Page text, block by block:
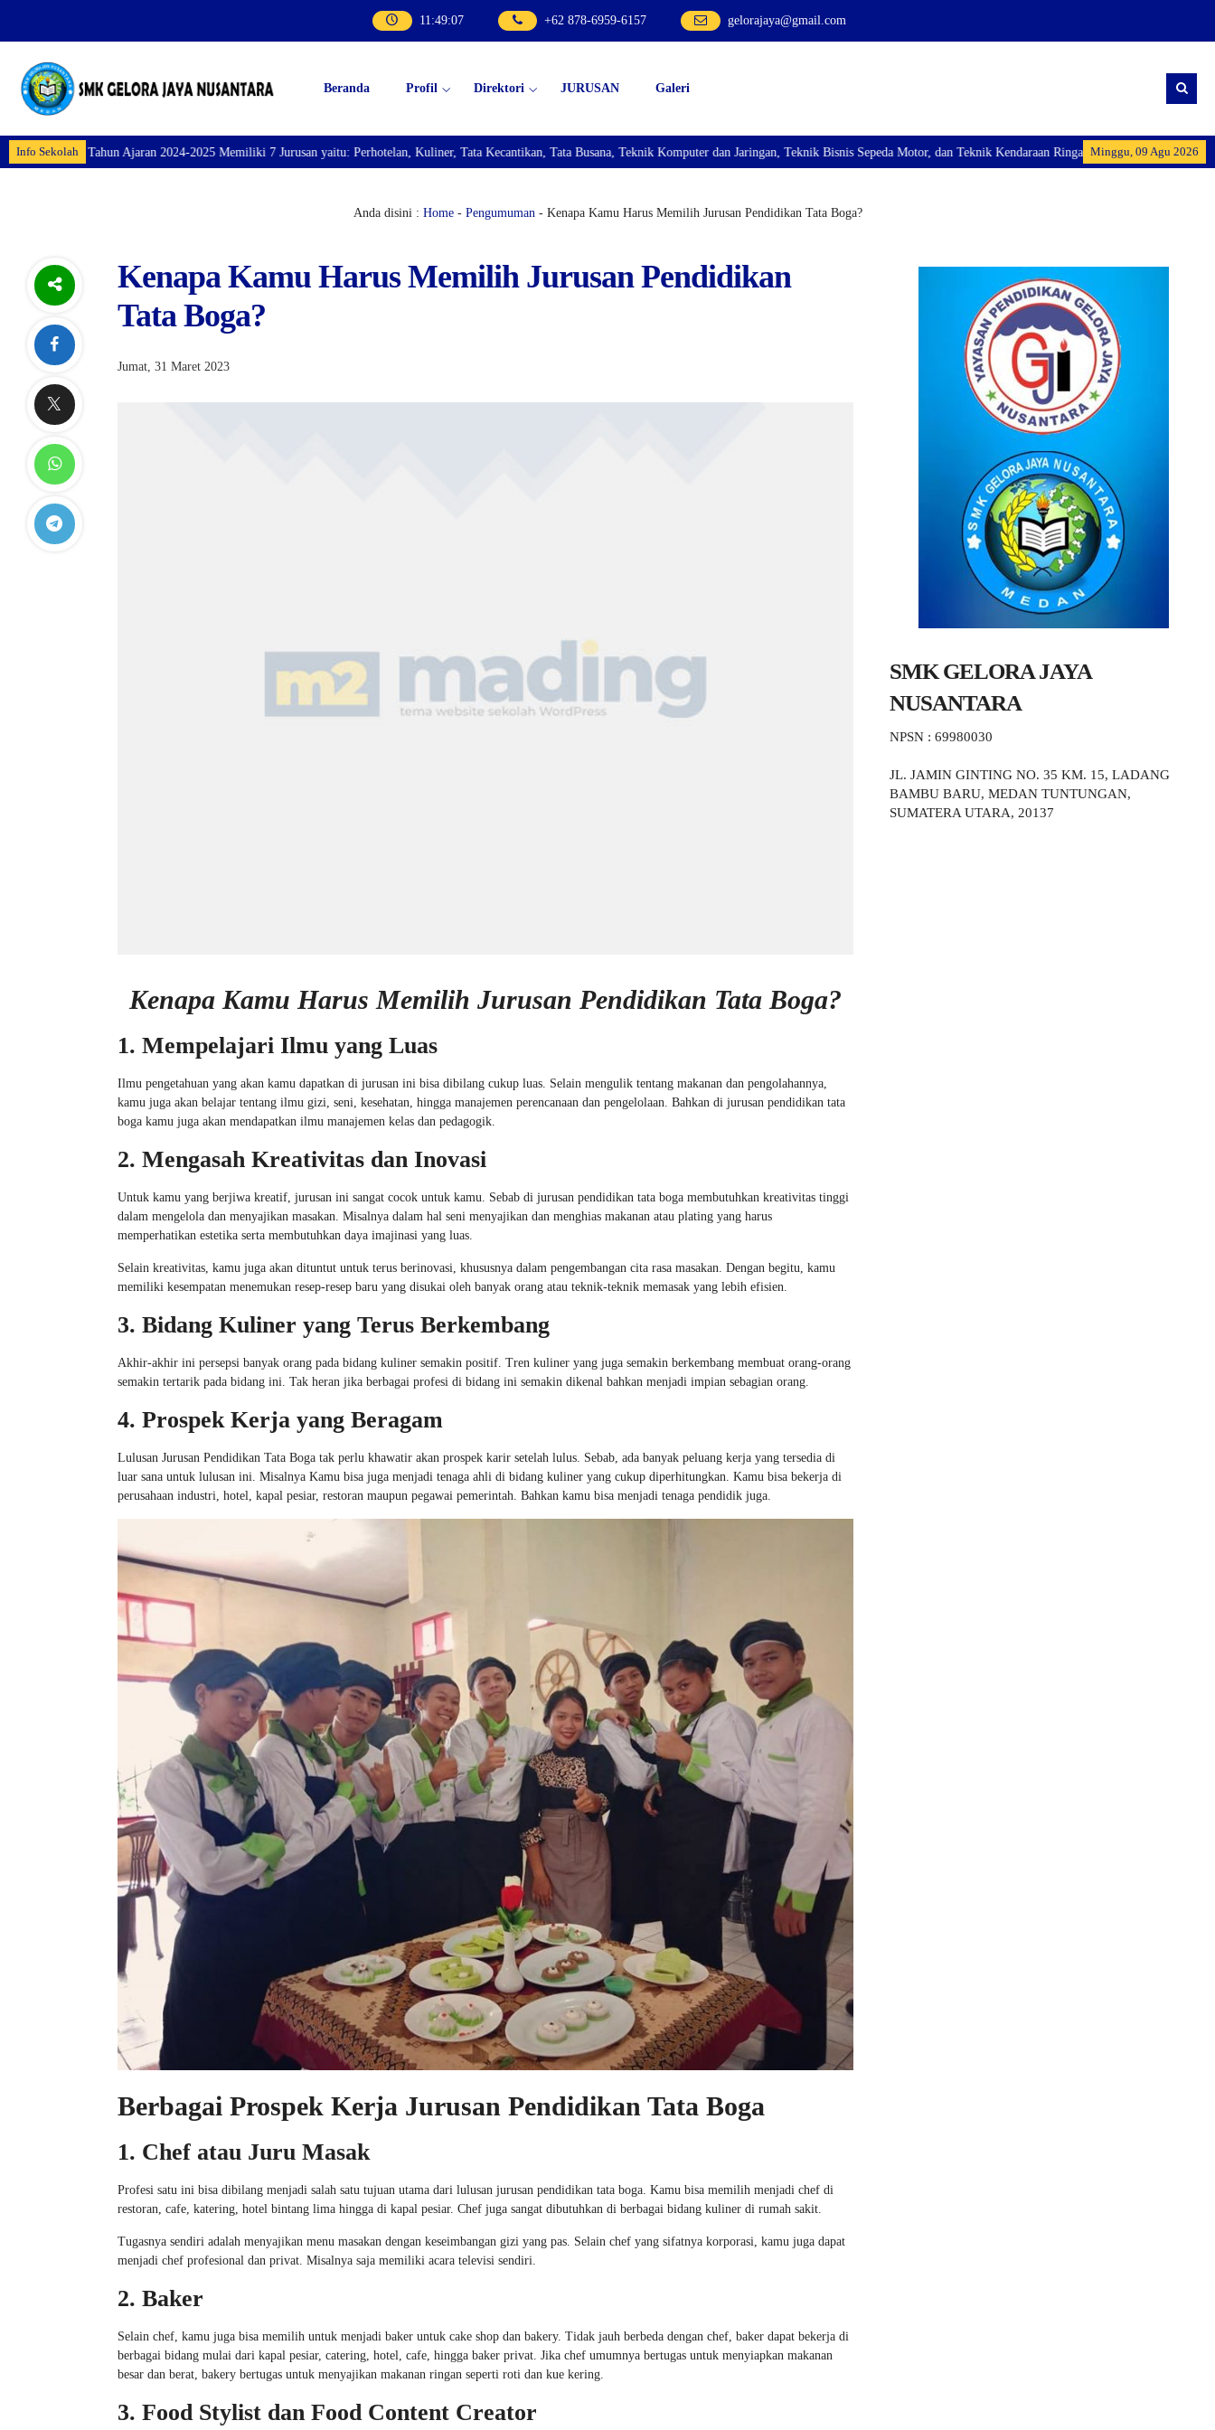
11:49:08 +62 878-6959-6157 gelorajaya@gmail.com
Beranda Profil Direktori JURUSAN Galeri
Info Sekolah Minggu, 09 Agu 2026
Ajaran 2024-2025 Memiliki 7 Jurusan yaitu: Perhotelan, Kuliner, Tata Kecantikan, Tata Busana, Teknik Komputer dan Jaringan, Teknik Bisnis Sepeda Motor, dan Teknik Kendaraan Ringan Dan membuka Kelas Industri: Axioo
Anda disini : Home- Pengumuman- Kenapa Kamu Harus Memilih Jurusan Pendidikan Tata Boga?
Kenapa Kamu Harus Memilih Jurusan Pendidikan
Tata Boga?
Jumat, 31 Maret 2023
Kenapa Kamu Harus Memilih Jurusan Pendidikan Tata Boga?
1. Mempelajari Ilmu yang Luas
Ilmu pengetahuan yang akan kamu dapatkan di jurusan ini bisa dibilang cukup luas. Selain mengulik tentang makanan dan pengolahannya,
kamu juga akan belajar tentang ilmu gizi, seni, kesehatan, hingga manajemen perencanaan dan pengelolaan. Bahkan di jurusan pendidikan tata
boga kamu juga akan mendapatkan ilmu manajemen kelas dan pedagogik.
2. Mengasah Kreativitas dan Inovasi
Untuk kamu yang berjiwa kreatif, jurusan ini sangat cocok untuk kamu. Sebab di jurusan pendidikan tata boga membutuhkan kreativitas tinggi
dalam mengelola dan menyajikan masakan. Misalnya dalam hal seni menyajikan dan menghias makanan atau plating yang harus
memperhatikan estetika serta membutuhkan daya imajinasi yang luas.
Selain kreativitas, kamu juga akan dituntut untuk terus berinovasi, khususnya dalam pengembangan cita rasa masakan. Dengan begitu, kamu
memiliki kesempatan menemukan resep-resep baru yang disukai oleh banyak orang atau teknik-teknik memasak yang lebih efisien.
3. Bidang Kuliner yang Terus Berkembang
Akhir-akhir ini persepsi banyak orang pada bidang kuliner semakin positif. Tren kuliner yang juga semakin berkembang membuat orang-orang
semakin tertarik pada bidang ini. Tak heran jika berbagai profesi di bidang ini semakin dikenal bahkan menjadi impian sebagian orang.
4. Prospek Kerja yang Beragam
Lulusan Jurusan Pendidikan Tata Boga tak perlu khawatir akan prospek karir setelah lulus. Sebab, ada banyak peluang kerja yang tersedia di
luar sana untuk lulusan ini. Misalnya Kamu bisa juga menjadi tenaga ahli di bidang kuliner yang cukup diperhitungkan. Kamu bisa bekerja di
perusahaan industri, hotel, kapal pesiar, restoran maupun pegawai pemerintah. Bahkan kamu bisa menjadi tenaga pendidik juga.
Berbagai Prospek Kerja Jurusan Pendidikan Tata Boga
1. Chef atau Juru Masak
Profesi satu ini bisa dibilang menjadi salah satu tujuan utama dari lulusan jurusan pendidikan tata boga. Kamu bisa memilih menjadi chef di
restoran, cafe, katering, hotel bintang lima hingga di kapal pesiar. Chef juga sangat dibutuhkan di berbagai bidang kuliner di rumah sakit.
Tugasnya sendiri adalah menyajikan menu masakan dengan keseimbangan gizi yang pas. Selain chef yang sifatnya korporasi, kamu juga dapat
menjadi chef profesional dan privat. Misalnya saja memiliki acara televisi sendiri.
2. Baker
Selain chef, kamu juga bisa memilih untuk menjadi baker untuk cake shop dan bakery. Tidak jauh berbeda dengan chef, baker dapat bekerja di
berbagai bidang mulai dari kapal pesiar, catering, hotel, cafe, hingga baker privat. Jika chef umumnya bertugas untuk menyiapkan makanan
besar dan berat, bakery bertugas untuk menyajikan makanan ringan seperti roti dan kue kering.
3. Food Stylist dan Food Content Creator
SMK GELORA JAYA
NUSANTARA
NPSN : 69980030
JL. JAMIN GINTING NO. 35 KM. 15, LADANG
BAMBU BARU, MEDAN TUNTUNGAN,
SUMATERA UTARA, 20137